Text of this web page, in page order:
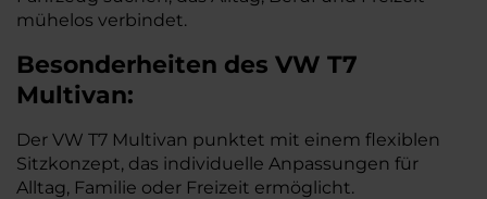
mühelos verbindet.
Besonderheiten des VW T7
Multivan:
Der VW T7 Multivan punktet mit einem flexiblen
Sitzkonzept, das individuelle Anpassungen für
Alltag, Familie oder Freizeit ermöglicht.